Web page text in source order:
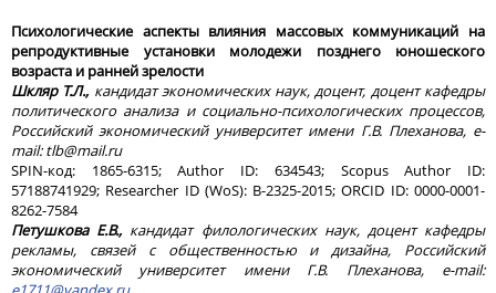
Психологические аспекты влияния массовых коммуникаций на
репродуктивные установки молодежи позднего юношеского
возраста и ранней зрелости
Шкляр Т.Л., кандидат экономических наук, доцент, доцент кафедры
политического анализа и социально-психологических процессов,
Российский экономический университет имени Г.В. Плеханова, e-
mail:tlb@mail.ru
SPIN-код: 1865-6315; Author ID: 634543; Scopus Author ID:
57188741929; Researcher ID (WoS): B-2325-2015; ORCID ID: 0000-0001-
8262-7584
Петушкова Е.В., кандидат филологических наук, доцент кафедры
рекламы, связей с общественностью и дизайна, Российский
экономический университет имени Г.В. Плеханова, e-mail: